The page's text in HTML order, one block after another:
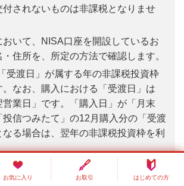
付されないものは非課税となりませ
おいて、NISA口座を開設しているお
住所を、所定の方法で確認します。
受渡日」が属する年の非課税投資枠
。なお、購入における「受渡日」は
営業日」です。「購入日」が「月末
投信つみたて」の12月購入分の「受渡
る場合は、翌年の非課税投資枠を利
つみたて投資枠・成長投資枠）で
信託のみを取り扱いしております。
お気に入り お取引 はじめての方